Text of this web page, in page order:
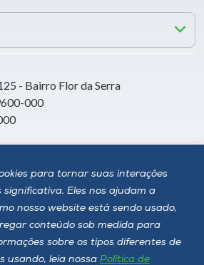
para tornar suas interações
significativa. Eles nos ajudam a
nosso website está sendo usado,
conteúdo sob medida para
sobre os tipos diferentes de
usando, leia nossa Política de
- Bairro Flor da Serra
000